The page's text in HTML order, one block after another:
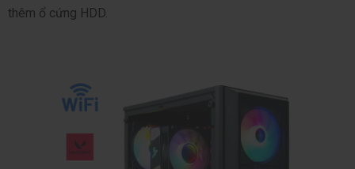
thêm ổ cứng HDD.